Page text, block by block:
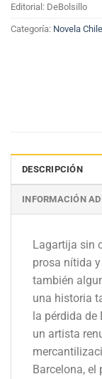
Editorial: DeBolsillo
Categoría: Novela
DESCRIPCIÓN
INFORMACIÓN
Lagartija sin
prosa nítida
también
una historia
la pérdida de
un artista
Barcelona, el